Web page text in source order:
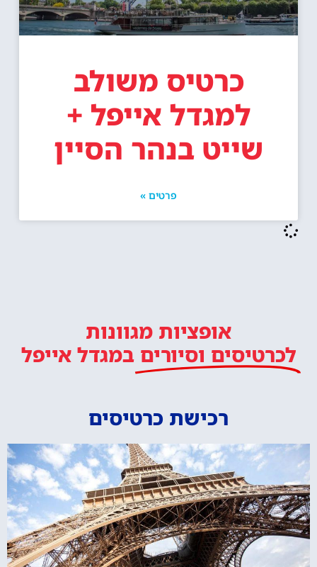
כרטיס משולב
למגדל אייפל +
שייט בנהר הסיין
פרטים »
אופציות מגוונות
לכרטיסים וסיורים במגדל אייפל
רכישת כרטיסים